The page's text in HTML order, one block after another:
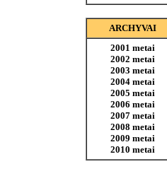
ARCHYVAI
2001 metai
2002 metai
2003 metai
2004 metai
2005 metai
2006 metai
2007 metai
2008 metai
2009 metai
2010 metai